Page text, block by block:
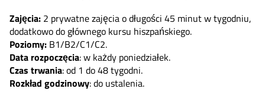
Zajęcia: 2 prywatne zajęcia o długości 45 minut w tygodniu,
dodatkowo do głównego kursu hiszpańskiego.
Poziomy: B1/B2/C1/C2.
Data rozpoczęcia: w każdy poniedziałek.
Czas trwania: od 1 do 48 tygodni.
Rozkład godzinowy: do ustalenia.